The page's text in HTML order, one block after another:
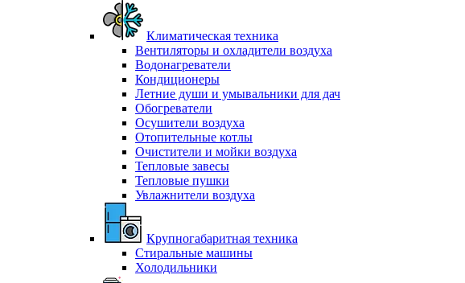
Климатическая техника
Вентиляторы и охладители воздуха
Водонагреватели
Кондиционеры
Летние души и умывальники для дач
Обогреватели
Осушители воздуха
Отопительные котлы
Очистители и мойки воздуха
Тепловые завесы
Тепловые пушки
Увлажнители воздуха
Крупногабаритная техника
Стиральные машины
Холодильники